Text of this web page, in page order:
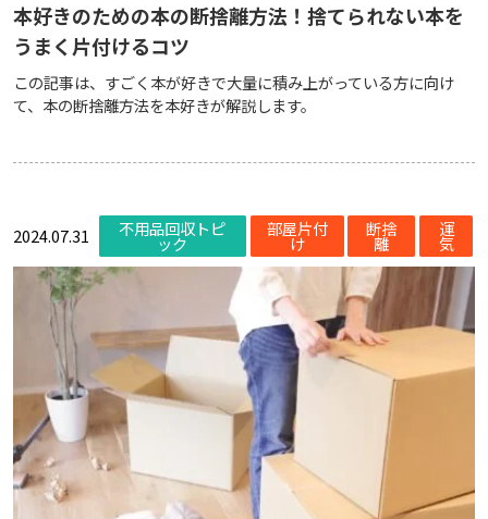
本好きのための本の断捨離方法！捨てられない本を
うまく片付けるコツ
この記事は、すごく本が好きで大量に積み上がっている方に向け
て、本の断捨離方法を本好きが解説します。
2024.07.31 不用品回収トピ
ック
部屋片付
け
断捨
離
運
気